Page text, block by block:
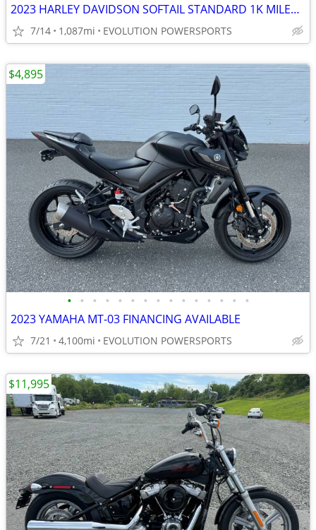
2023 HARLEY DAVIDSON SOFTAIL STANDARD 1K MILES FINANCING AVAILABLE
7/14 1,087mi EVOLUTION POWERSPORTS
• • • • • • • • • • • • • • •
2023 YAMAHA MT-03 FINANCING AVAILABLE
7/21 4,100mi EVOLUTION POWERSPORTS
$4,895
$11,995